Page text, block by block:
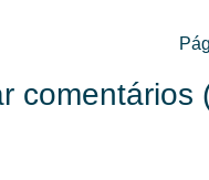
comentários